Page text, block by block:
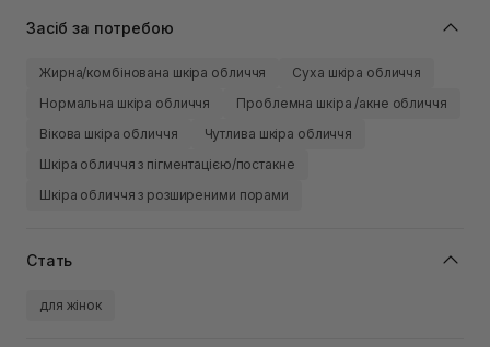
Засіб за потребою
Жирна/комбінована шкіра обличчя
Суха шкіра обличчя
Нормальна шкіра обличчя
Проблемна шкіра /акне обличчя
Вікова шкіра обличчя
Чутлива шкіра обличчя
Шкіра обличчя з пігментацією/постакне
Шкіра обличчя з розширеними порами
Стать
для жінок